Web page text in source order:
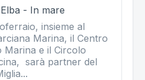
- In mare
insieme al
Marina, il Centro
Marina e il Circolo
sarà partner del